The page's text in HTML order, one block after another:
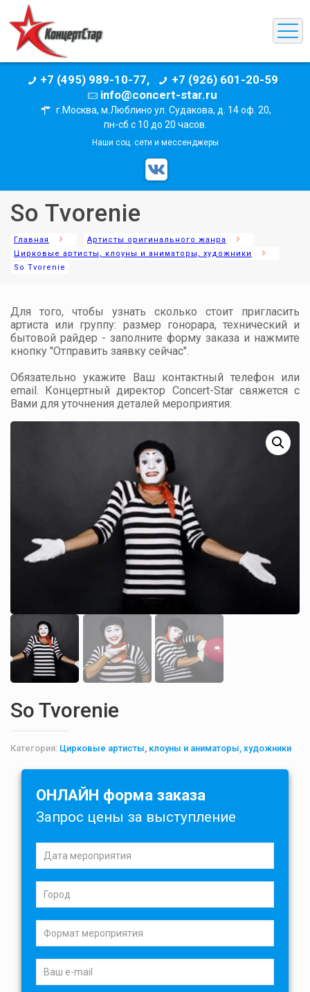
+7 (495) 989-10-77,
+7 (926) 601-20-59
info@concert-star.ru
г.Москва, м.Люблино ул. Судакова, д. 14 оф. 20,
пн-сб с 10 до 20 часов.
Наши соц. сети и мессенджеры
So Tvorenie
Главная
Артисты оригинального жанра
Цирковые артисты, клоуны и аниматоры, художники
So Tvorenie
Для того, чтобы узнать сколько стоит пригласить
артиста или группу: размер гонорара, технический и
бытовой райдер - заполните форму заказа и нажмите
кнопку "Отправить заявку сейчас".
Обязательно укажите Ваш контактный телефон или
email. Концертный директор Concert-Star свяжется с
Вами для уточнения деталей мероприятия:
So Tvorenie
Категория: Цирковые артисты, клоуны и аниматоры, художники
ОНЛАЙН форма заказа
Запрос цены за выступление